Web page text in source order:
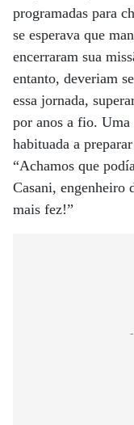
programadas para
se esperava que
encerraram sua
entanto, deveriam
essa jornada,
por anos a fio. Uma
habituada a
“Achamos que
Casani, engenheiro
mais fez!”